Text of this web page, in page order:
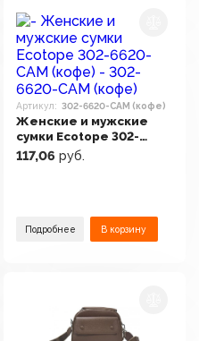
Артикул: 302-6620-CAM (кофе)
Женские и мужские
сумки Ecotope 302-
6620-CAM (кофе)
117,06 руб.
Подробнее В корзину